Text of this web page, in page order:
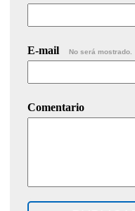
E-mail No será mostrado.
Comentario